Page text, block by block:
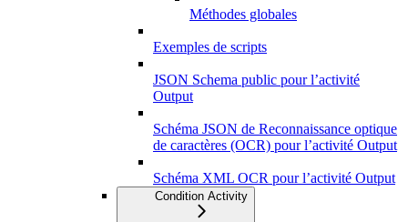
Méthodes globales
Exemples de scripts
JSON Schema public pour l’activité
Output
Schéma JSON de Reconnaissance optique
de caractères (OCR) pour l’activité Output
Schéma XML OCR pour l’activité Output
Condition Activity